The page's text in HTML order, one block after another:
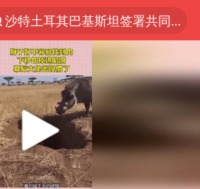
沙特土耳其巴基斯坦签署共同防务协议
“电影+”如何激发千亿级消费新活力？
“秋天的第一杯奶茶”6岁了
全球首个长时储能一体化产业园量产